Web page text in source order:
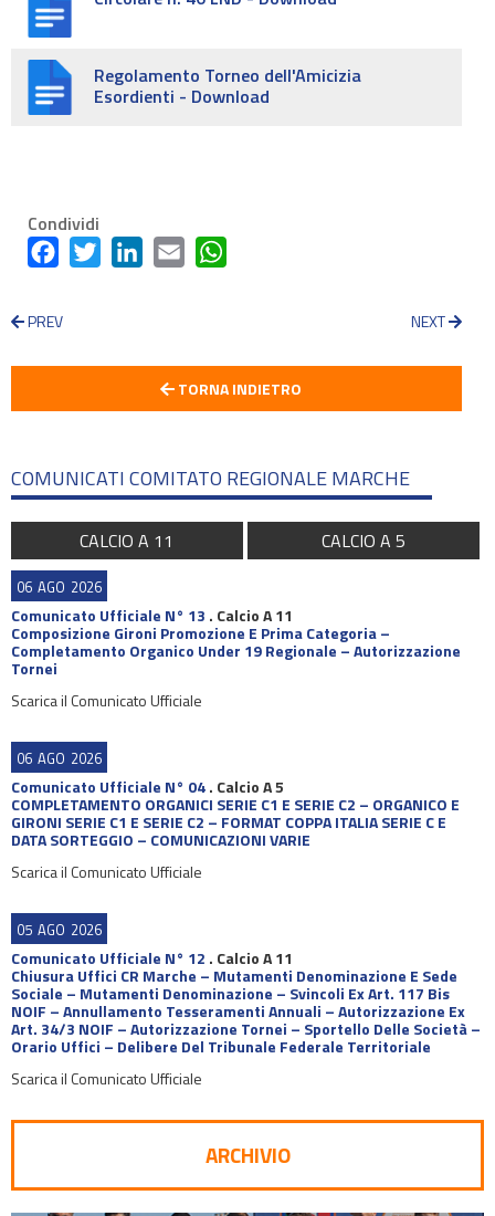
Regolamento Torneo dell'Amicizia
Esordienti - Download
Condividi
FacebookTwitter LinkedInEmail
PREV NEXT
TORNA INDIETRO
COMUNICATI COMITATO REGIONALE MARCHE
CALCIO A 11 CALCIO A 5
06 AGO 2026
Comunicato Ufficiale N° 13 . Calcio A 11
Composizione Gironi Promozione E Prima Categoria –
Completamento Organico Under 19 Regionale – Autorizzazione
Tornei
Scarica il Comunicato Ufficiale
06 AGO 2026
Comunicato Ufficiale N° 04. Calcio A 5
COMPLETAMENTO ORGANICI SERIE C1 E SERIE C2 – ORGANICO E
GIRONI SERIE C1 E SERIE C2 – FORMAT COPPA ITALIA SERIE C E
DATA SORTEGGIO – COMUNICAZIONI VARIE
Scarica il Comunicato Ufficiale
05 AGO 2026
Comunicato Ufficiale N° 12 . Calcio A 11
Chiusura Uffici CR Marche – Mutamenti Denominazione E Sede
Sociale – Mutamenti Denominazione – Svincoli Ex Art. 117 Bis
NOIF – Annullamento Tesseramenti Annuali – Autorizzazione Ex
Art. 34/3 NOIF – Autorizzazione Tornei – Sportello Delle Società –
Orario Uffici – Delibere Del Tribunale Federale Territoriale
Scarica il Comunicato Ufficiale
ARCHIVIO